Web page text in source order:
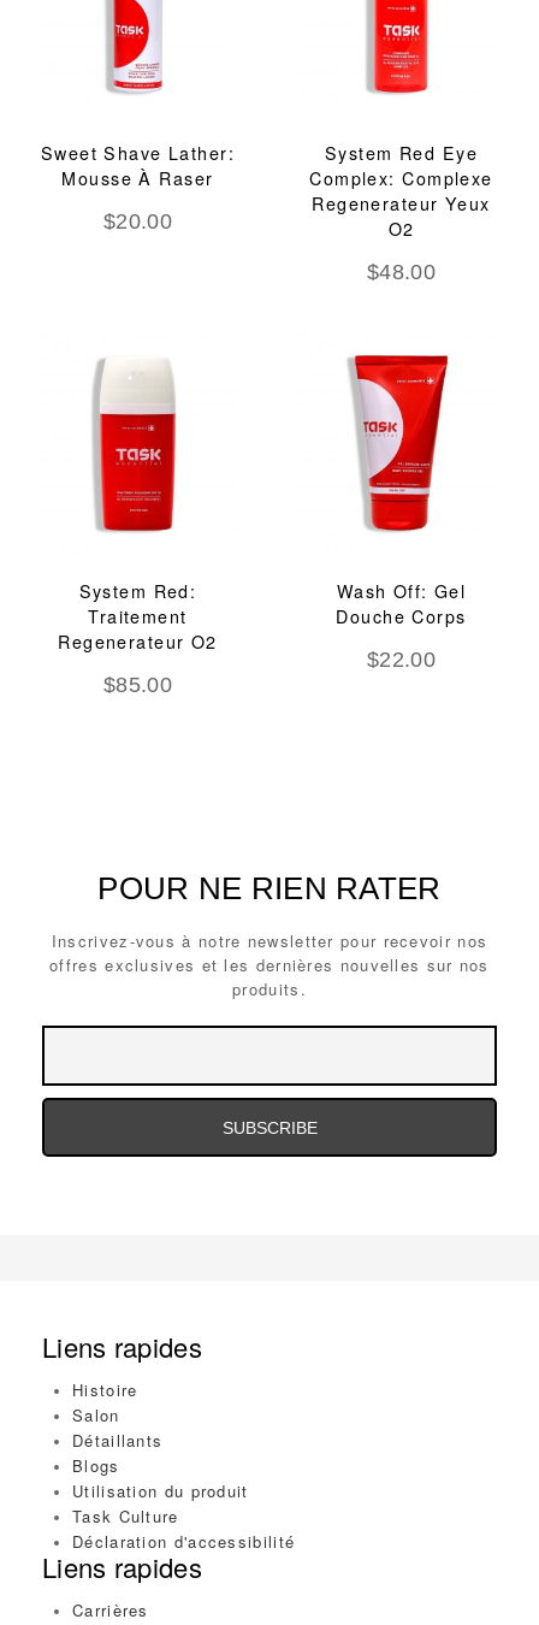
Sweet Shave Lather:
Mousse À Raser
$20.00
System Red Eye
Complex: Complexe
Regenerateur Yeux
O2
$48.00
System Red:
Traitement
Regenerateur O2
$85.00
Wash Off: Gel
Douche Corps
$22.00
POUR NE RIEN RATER
Inscrivez-vous à notre newsletter pour recevoir nos
offres exclusives et les dernières nouvelles sur nos
produits.
Liens rapides
Histoire
Salon
Détaillants
Blogs
Utilisation du produit
Task Culture
Déclaration d'accessibilité
Liens rapides
Carrières